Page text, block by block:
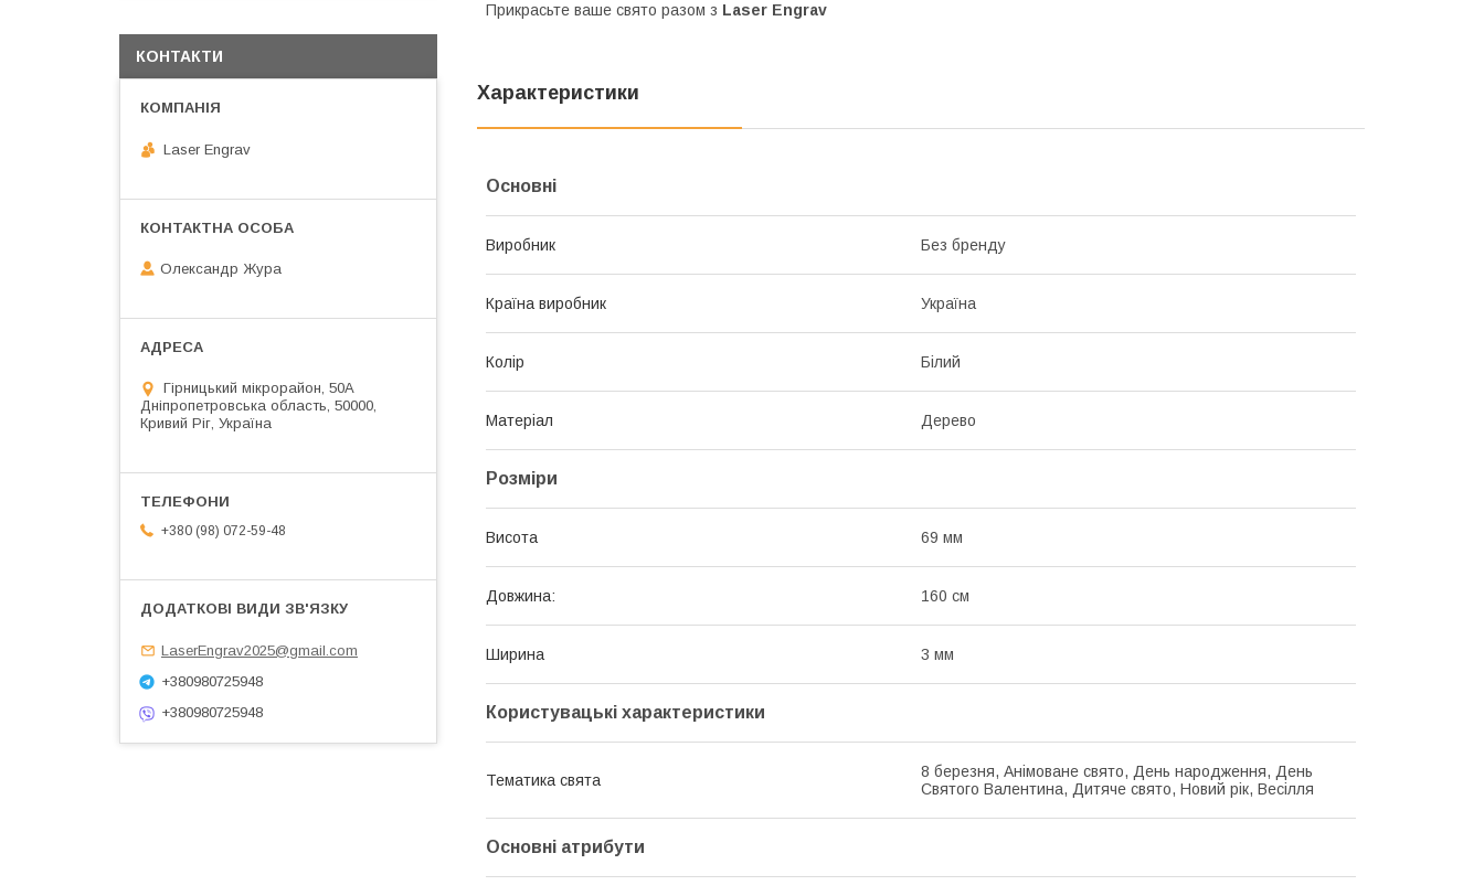
Прикрасьте ваше свято разом з Laser Engrav
Характеристики
Основні
Виробник Без бренду
Країна виробник Україна
Колір Білий
Матеріал Дерево
Розміри
Висота 69 мм
Довжина: 160 см
Ширина 3 мм
Користувацькі характеристики
Тематика свята
8 березня, Анімоване свято, День народження, День
Святого Валентина, Дитяче свято, Новий рік, Весілля
Основні атрибути
КОНТАКТИ
Laser Engrav
Олександр Жура
Гірницький мікрорайон, 50А
Дніпропетровська область, 50000,
Кривий Ріг, Україна
+380 (98) 072-59-48
LaserEngrav2025@gmail.com
+380980725948
+380980725948